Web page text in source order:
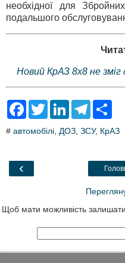
необхідної для
подальшого
Новий КрАЗ 8x8 не
F
e
o
T
t
L
k
T
e
a
r
# автомобілі, ДОЗ, ЗСУ, КрАЗ
‹
Щоб мати можливість